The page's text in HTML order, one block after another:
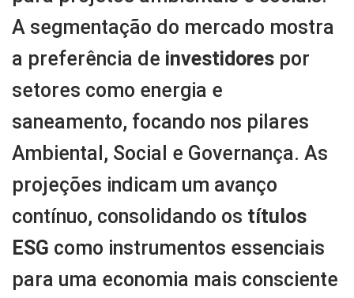
A segmentação do mercado mostra
a preferência de investidores por
setores como energia e
saneamento, focando nos pilares
Ambiental, Social e Governança. As
projeções indicam um avanço
contínuo, consolidando os títulos
ESG como instrumentos essenciais
para uma economia mais consciente